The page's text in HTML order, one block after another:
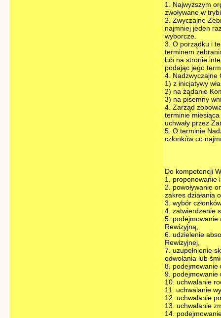
1. Najwyższym
zwoływane w
2. Zwyczajne
najmniej jeden
wyborcze.
3. O porządku i
terminem
lub na stronie
podając jego
4. Nadzwyczajne
1) z inicjatywy
2) na żądanie
3) na pisemny
4. Zarząd
terminie
uchwały przez
5. O terminie
członków co
Do kompetencji
1. proponowanie
2. powoływanie
zakres działania
3. wybór
4. zatwierdzenie
5. podejmowanie
Rewizyjną,
6. udzielenie
Rewizyjnej,
7. uzupełnienie
odwołania lub
8. podejmowanie
9. podejmowanie
10. uchwalanie
11. uchwalanie
12. uchwalanie
13. uchwalanie
14.